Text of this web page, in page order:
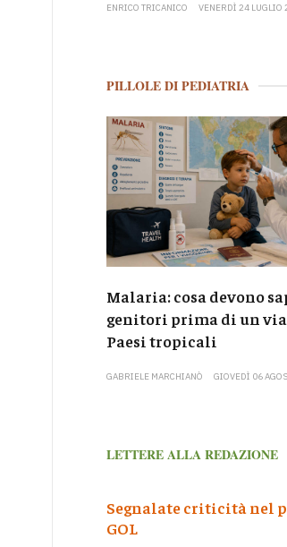
ENRICO TRICANICO VENERDÌ 24
PILLOLE DI PEDIATRIA
Malaria: cosa devono
genitori prima di un
Paesi tropicali
GABRIELE MARCHIANÒ GIOVEDÌ 06
LETTERE ALLA REDAZIONE
Segnalate criticità nel
GOL